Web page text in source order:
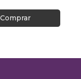
Comprar